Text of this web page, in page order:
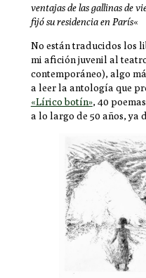
ventajas de las gallinas de
fijó su residencia en París«
No están traducidos los
mi afición juvenil al
contemporáneo), algo
a leer la antología que
«Lírico botín», 40
a lo largo de 50 años, ya